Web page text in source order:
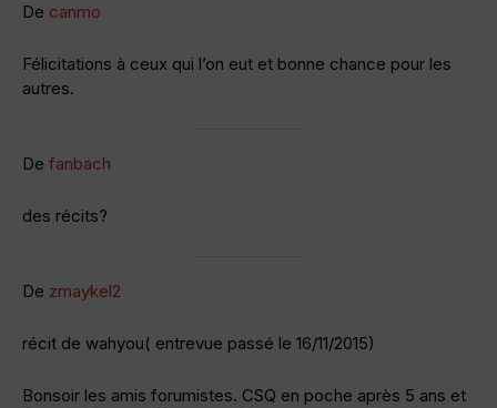
De canmo
Félicitations à ceux qui l’on eut et bonne chance pour les
autres.
De fanbach
des récits?
De zmaykel2
récit de wahyou( entrevue passé le 16/11/2015)
Bonsoir les amis forumistes. CSQ en poche après 5 ans et